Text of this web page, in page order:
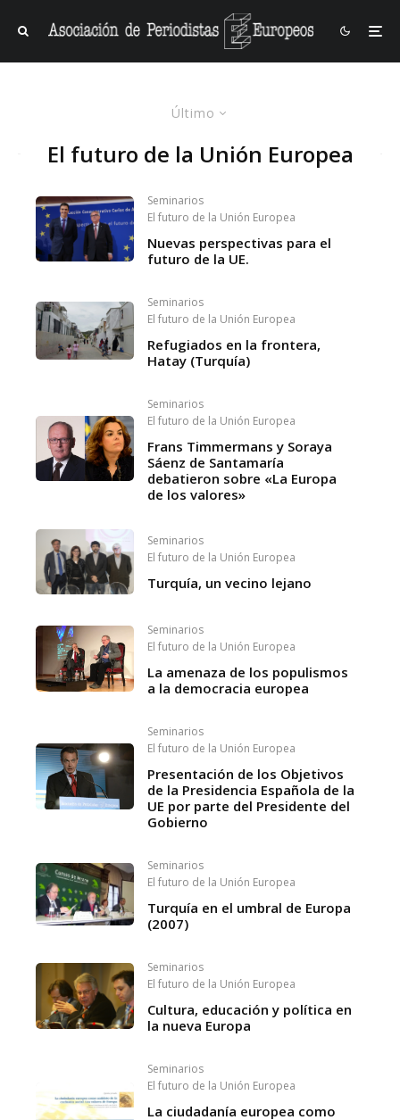
Último
El futuro de la Unión Europea
Seminarios
El futuro de la Unión Europea
Nuevas perspectivas para el
futuro de la UE.
Seminarios
El futuro de la Unión Europea
Refugiados en la frontera,
Hatay (Turquía)
Seminarios
El futuro de la Unión Europea
Frans Timmermans y Soraya
Sáenz de Santamaría
debatieron sobre «La Europa
de los valores»
Seminarios
El futuro de la Unión Europea
Turquía, un vecino lejano
Seminarios
El futuro de la Unión Europea
La amenaza de los populismos
a la democracia europea
Seminarios
El futuro de la Unión Europea
Presentación de los Objetivos
de la Presidencia Española de la
UE por parte del Presidente del
Gobierno
Seminarios
El futuro de la Unión Europea
Turquía en el umbral de Europa
(2007)
Seminarios
El futuro de la Unión Europea
Cultura, educación y política en
la nueva Europa
Seminarios
El futuro de la Unión Europea
La ciudadanía europea como